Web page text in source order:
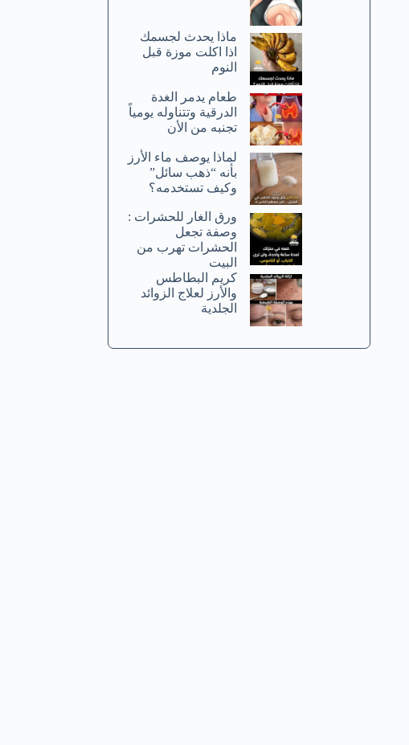
ماذا يحدث لجسمك
اذا اكلت موزة قبل
النوم
طعام يدمر الغدة
الدرقية وتتناوله يومياً
تجنبه من الأن
لماذا يوصف ماء الأرز
بأنه “ذهب سائل”
وكيف تستخدمه؟
ورق الغار للحشرات :
وصفة تجعل
الحشرات تهرب من
البيت
كريم البطاطس
والأرز لعلاج الزوائد
الجلدية